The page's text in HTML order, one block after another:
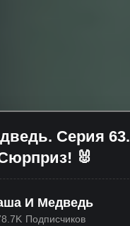
Серия 63.
🐰
И Медведь
Подписчиков